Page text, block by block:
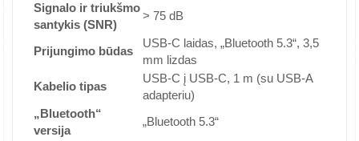
Signalo ir triukšmo
santykis (SNR)
> 75 dB
Prijungimo būdas
USB-C laidas, „Bluetooth 5.3“, 3,5
mm lizdas
Kabelio tipas
USB-C į USB-C, 1 m (su USB-A
adapteriu)
„Bluetooth“
versija
„Bluetooth 5.3“